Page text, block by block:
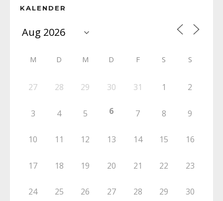
KALENDER
M D M D F S S
27 28 29 30 31 1 2
3 4 5 6 7 8 9
10 11 12 13 14 15 16
17 18 19 20 21 22 23
24 25 26 27 28 29 30